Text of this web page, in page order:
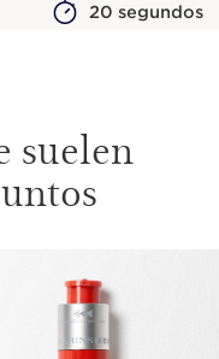
20 segundos
suelen